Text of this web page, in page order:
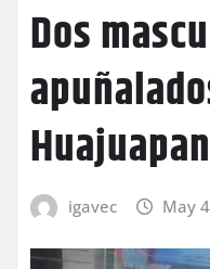
Dos
Huajuapan
igavec May